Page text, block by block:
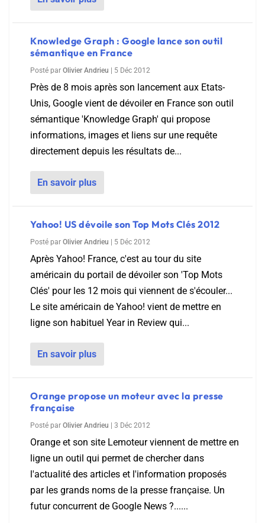
Knowledge Graph : Google lance son outil
sémantique en France
Posté par Olivier Andrieu 5 Déc 2012
Près de 8 mois après son lancement aux Etats-
Unis, Google vient de dévoiler en France son outil
sémantique 'Knowledge Graph' qui propose
informations, images et liens sur une requête
directement depuis les résultats de...
En savoir plus
Yahoo! US dévoile son Top Mots Clés 2012
Posté par Olivier Andrieu 5 Déc 2012
Après Yahoo! France, c'est au tour du site
américain du portail de dévoiler son 'Top Mots
Clés' pour les 12 mois qui viennent de s'écouler...
Le site américain de Yahoo! vient de mettre en
ligne son habituel Year in Review qui...
En savoir plus
Orange propose un moteur avec la presse
française
Posté par Olivier Andrieu 3 Déc 2012
Orange et son site Lemoteur viennent de mettre en
ligne un outil qui permet de chercher dans
l'actualité des articles et l'information proposés
par les grands noms de la presse française. Un
futur concurrent de Google News ?......